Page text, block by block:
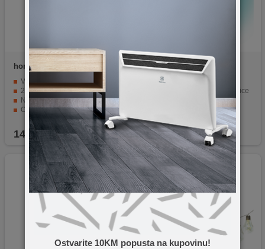
Ostvarite 10KM popusta na kupovinu!
home KAD 17
Visina od 38 cm.
24 komada toplog bijelog LED-a.
Napajanje putem 3 AA baterije.
ON/OFF prekidač za kontrolu svjetlosti.
Dizajniran za unutarnju upotrebu.
14,90 KM
home KID 701/WW
16 toplo bijelih LED dioda
Akrilni ukras u obliku pahuljice
Potrebno 3 AA baterije
Dimenzije od 30 x 30 cm
20,00 KM